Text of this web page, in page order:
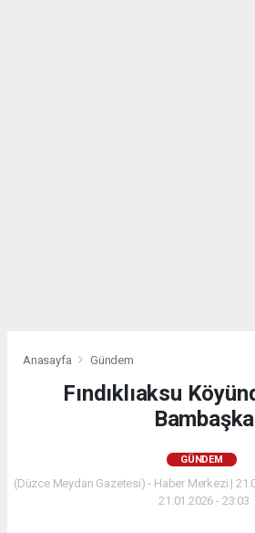
Anasayfa Gündem
Fındıklıaksu
Bambaşka
GÜNDEM
(Düzce Meydan Gazetesi) - Haber Merkezi |
21.01.2026 - 23:03